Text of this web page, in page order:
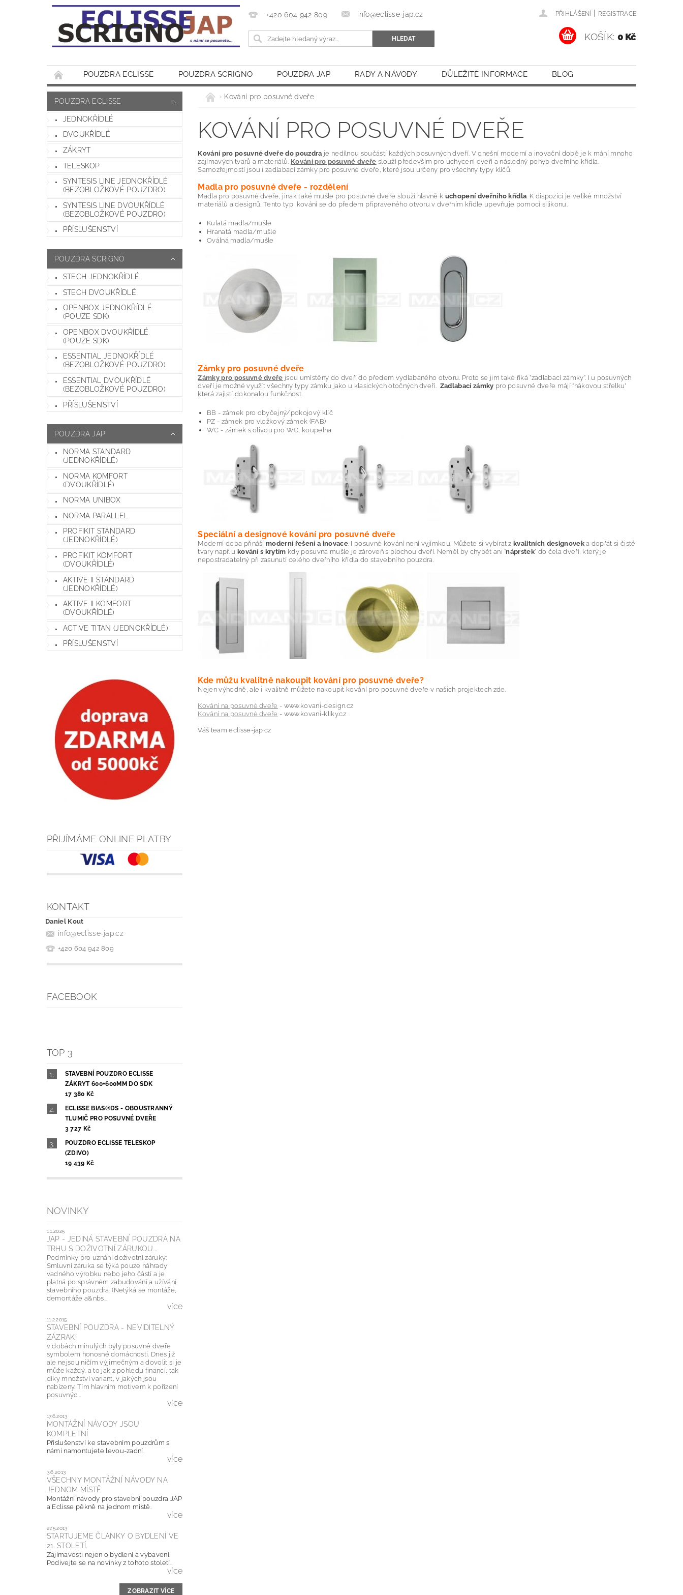
+420 604 942 809 info@eclisse-jap.cz PŘIHLÁŠENÍ | REGISTRACE
KOŠÍK: 0 Kč
POUZDRA ECLISSE POUZDRA SCRIGNO POUZDRA JAP RADY A NÁVODY DŮLEŽITÉ INFORMACE
BLOG
KONTAKT
POUZDRA ECLISSE
JEDNOKŘÍDLÉ
DVOUKŘÍDLÉ
ZÁKRYT
TELESKOP
SYNTESIS LINE JEDNOKŘÍDLÉ
(BEZOBLOŽKOVÉ POUZDRO)
SYNTESIS LINE DVOUKŘÍDLÉ
(BEZOBLOŽKOVÉ POUZDRO)
PŘÍSLUŠENSTVÍ
POUZDRA SCRIGNO
STECH JEDNOKŘÍDLÉ
STECH DVOUKŘÍDLÉ
OPENBOX JEDNOKŘÍDLÉ
(POUZE SDK)
OPENBOX DVOUKŘÍDLÉ
(POUZE SDK)
ESSENTIAL JEDNOKŘÍDLÉ
(BEZOBLOŽKOVÉ POUZDRO)
ESSENTIAL DVOUKŘÍDLÉ
(BEZOBLOŽKOVÉ POUZDRO)
PŘÍSLUŠENSTVÍ
POUZDRA JAP
NORMA STANDARD
(JEDNOKŘÍDLÉ)
NORMA KOMFORT
(DVOUKŘÍDLÉ)
NORMA UNIBOX
NORMA PARALLEL
PROFIKIT STANDARD
(JEDNOKŘÍDLÉ)
PROFIKIT KOMFORT
(DVOUKŘÍDLÉ)
AKTIVE II STANDARD
(JEDNOKŘÍDLÉ)
AKTIVE II KOMFORT
(DVOUKŘÍDLÉ)
ACTIVE TITAN (JEDNOKŘÍDLÉ)
PŘÍSLUŠENSTVÍ
PŘIJÍMÁME ONLINE PLATBY
KONTAKT
Daniel Kout
info@eclisse-jap.cz
+420 604 942 809
FACEBOOK
TOP 3
STAVEBNÍ POUZDRO ECLISSE
ZÁKRYT 600+600MM DO SDK
17 380 Kč
ECLISSE BIAS®DS - OBOUSTRANNÝ
TLUMIČ PRO POSUVNÉ DVEŘE
3 727 Kč
POUZDRO ECLISSE TELESKOP
(ZDIVO)
19 439 Kč
NOVINKY
1.1.2025
JAP - JEDINÁ STAVEBNÍ POUZDRA NA
TRHU S DOŽIVOTNÍ ZÁRUKOU...
Podmínky pro uznání doživotní záruky:
Smluvní záruka se týká pouze náhrady
vadného výrobku nebo jeho částí a je
platná po správném zabudování a užívání
stavebního pouzdra. (Netýká se montáže,
demontáže a&nbs...
více
11.2.2015
STAVEBNÍ POUZDRA - NEVIDITELNÝ
ZÁZRAK!
v dobách minulých byly posuvné dveře
symbolem honosné domácnosti. Dnes již
ale nejsou ničím výjimečným a dovolit si je
může každý, a to jak z pohledu financí, tak
díky množství variant, v jakých jsou
nabízeny. Tím hlavním motivem k pořízení
posuvnýc...
více
17.6.2013
MONTÁŽNÍ NÁVODY JSOU
KOMPLETNÍ
Příslušenství ke stavebním pouzdrům s
námi namontujete levou-zadní.
více
3.6.2013
VŠECHNY MONTÁŽNÍ NÁVODY NA
JEDNOM MÍSTĚ
Montážní návody pro stavební pouzdra JAP
a Eclisse pěkně na jednom místě.
více
27.5.2013
STARTUJEME ČLÁNKY O BYDLENÍ VE
21. STOLETÍ.
Zajímavosti nejen o bydlení a vybavení.
Podivejte se na novinky z tohoto století.
více
ZOBRAZIT VÍCE
Kování pro posuvné dveře
KOVÁNÍ PRO POSUVNÉ DVEŘE
Kování pro posuvné dveře do pouzdra je nedílnou součástí každých posuvných dveří. V dnešní moderní a inovační době je k mání mnoho
zajímavých tvarů a materiálů. Kování pro posuvné dveře slouží především pro uchycení dveří a následný pohyb dveřního křídla.
Samozřejmostí jsou i zadlabací zámky pro posuvné dveře, které jsou určeny pro všechny typy klíčů.
Madla pro posuvné dveře - rozdělení
Madla pro posuvné dveře, jinak také mušle pro posuvné dveře slouží hlavně k uchopení dveřního křídla. K dispozici je veliké množství
materiálů a designů. Tento typ kování se do předem připraveného otvoru v dveřním křídle upevňuje pomocí silikonu.
Kulatá madla/mušle
Hranatá madla/mušle
Oválná madla/mušle
Zámky pro posuvné dveře
Zámky pro posuvné dveře jsou umístěny do dveří do předem vydlabaného otvoru. Proto se jim také říká "zadlabací zámky". I u posuvných
dveří je možné využít všechny typy zámku jako u klasických otočných dveří. Zadlabací zámky pro posuvné dveře májí "hákovou střelku"
která zajistí dokonalou funkčnost.
BB - zámek pro obyčejný/pokojový klíč
PZ - zámek pro vložkový zámek (FAB)
WC - zámek s olivou pro WC, koupelna
Speciální a designové kování pro posuvné dveře
Moderní doba přinášímoderní řešení a inovace. I posuvné kování není vyjímkou. Můžete si vybírat z kvalitních designoveka dopřát si čisté
tvary např. u kování s krytím kdy posuvná mušle je zároveň s plochou dveří. Neměl by chybět ani "náprstek" do čela dveří, který je
nepostradatelný při zasunutí celého dveřního křídla do stavebního pouzdra.
Kde můžu kvalitně nakoupit kování pro posuvné dveře?
Nejen výhodně, ale i kvalitně můžete nakoupit kování pro posuvné dveře v našich projektech zde.
Kování na posuvné dveře - www.kovani-design.cz
Kování na posuvné dveře - www.kovani-kliky.cz
Váš team eclisse-jap.cz